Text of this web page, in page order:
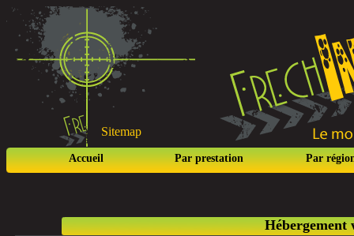
Sitemap
Accueil Par prestation Par
Hébergement